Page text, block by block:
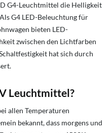
G4-Leuchtmittel die Helligkeit
G4 LED-Beleuchtung für
bieten LED-
zwischen den Lichtfarben
hat sich durch
Leuchtmittel?
allen Temperaturen
bekannt, dass morgens und